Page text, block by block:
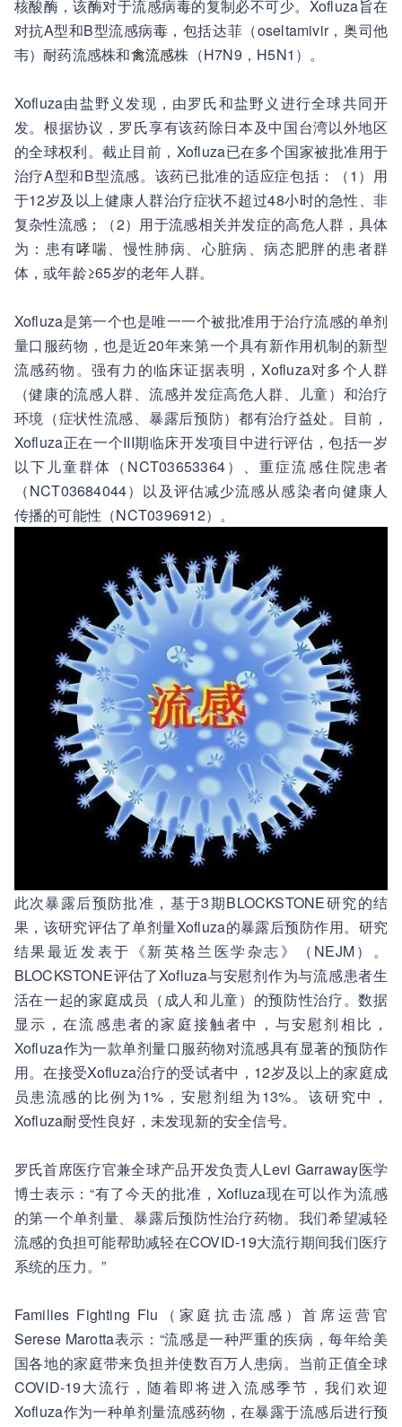
核酸酶，该酶对于流感病毒的复制必不可少。Xofluza旨在
对抗A型和B型流感病毒，包括达菲（oseltamivir，奥司他
韦）耐药流感株和禽流感株（H7N9，H5N1）。
Xofluza由盐野义发现，由罗氏和盐野义进行全球共同开
发。根据协议，罗氏享有该药除日本及中国台湾以外地区
的全球权利。截止目前，Xofluza已在多个国家被批准用于
治疗A型和B型流感。该药已批准的适应症包括：（1）用
于12岁及以上健康人群治疗症状不超过48小时的急性、非
复杂性流感；（2）用于流感相关并发症的高危人群，具体
为：患有哮喘、慢性肺病、心脏病、病态肥胖的患者群
体，或年龄≥65岁的老年人群。
Xofluza是第一个也是唯一一个被批准用于治疗流感的单剂
量口服药物，也是近20年来第一个具有新作用机制的新型
流感药物。强有力的临床证据表明，Xofluza对多个人群
（健康的流感人群、流感并发症高危人群、儿童）和治疗
环境（症状性流感、暴露后预防）都有治疗益处。目前，
Xofluza正在一个III期临床开发项目中进行评估，包括一岁
以下儿童群体（NCT03653364）、重症流感住院患者
（NCT03684044）以及评估减少流感从感染者向健康人
传播的可能性（NCT0396912）。
此次暴露后预防批准，基于3期BLOCKSTONE研究的结
果，该研究评估了单剂量Xofluza的暴露后预防作用。研究
结果最近发表于《新英格兰医学杂志》（NEJM）。
BLOCKSTONE评估了Xofluza与安慰剂作为与流感患者生
活在一起的家庭成员（成人和儿童）的预防性治疗。数据
显示，在流感患者的家庭接触者中，与安慰剂相比，
Xofluza作为一款单剂量口服药物对流感具有显著的预防作
用。在接受Xofluza治疗的受试者中，12岁及以上的家庭成
员患流感的比例为1%，安慰剂组为13%。该研究中，
Xofluza耐受性良好，未发现新的安全信号。
罗氏首席医疗官兼全球产品开发负责人Levi Garraway医学
博士表示：“有了今天的批准，Xofluza现在可以作为流感
的第一个单剂量、暴露后预防性治疗药物。我们希望减轻
流感的负担可能帮助减轻在COVID-19大流行期间我们医疗
系统的压力。”
Families Fighting Flu（家庭抗击流感）首席运营官
Serese Marotta表示：“流感是一种严重的疾病，每年给美
国各地的家庭带来负担并使数百万人患病。当前正值全球
COVID-19大流行，随着即将进入流感季节，我们欢迎
Xofluza作为一种单剂量流感药物，在暴露于流感后进行预